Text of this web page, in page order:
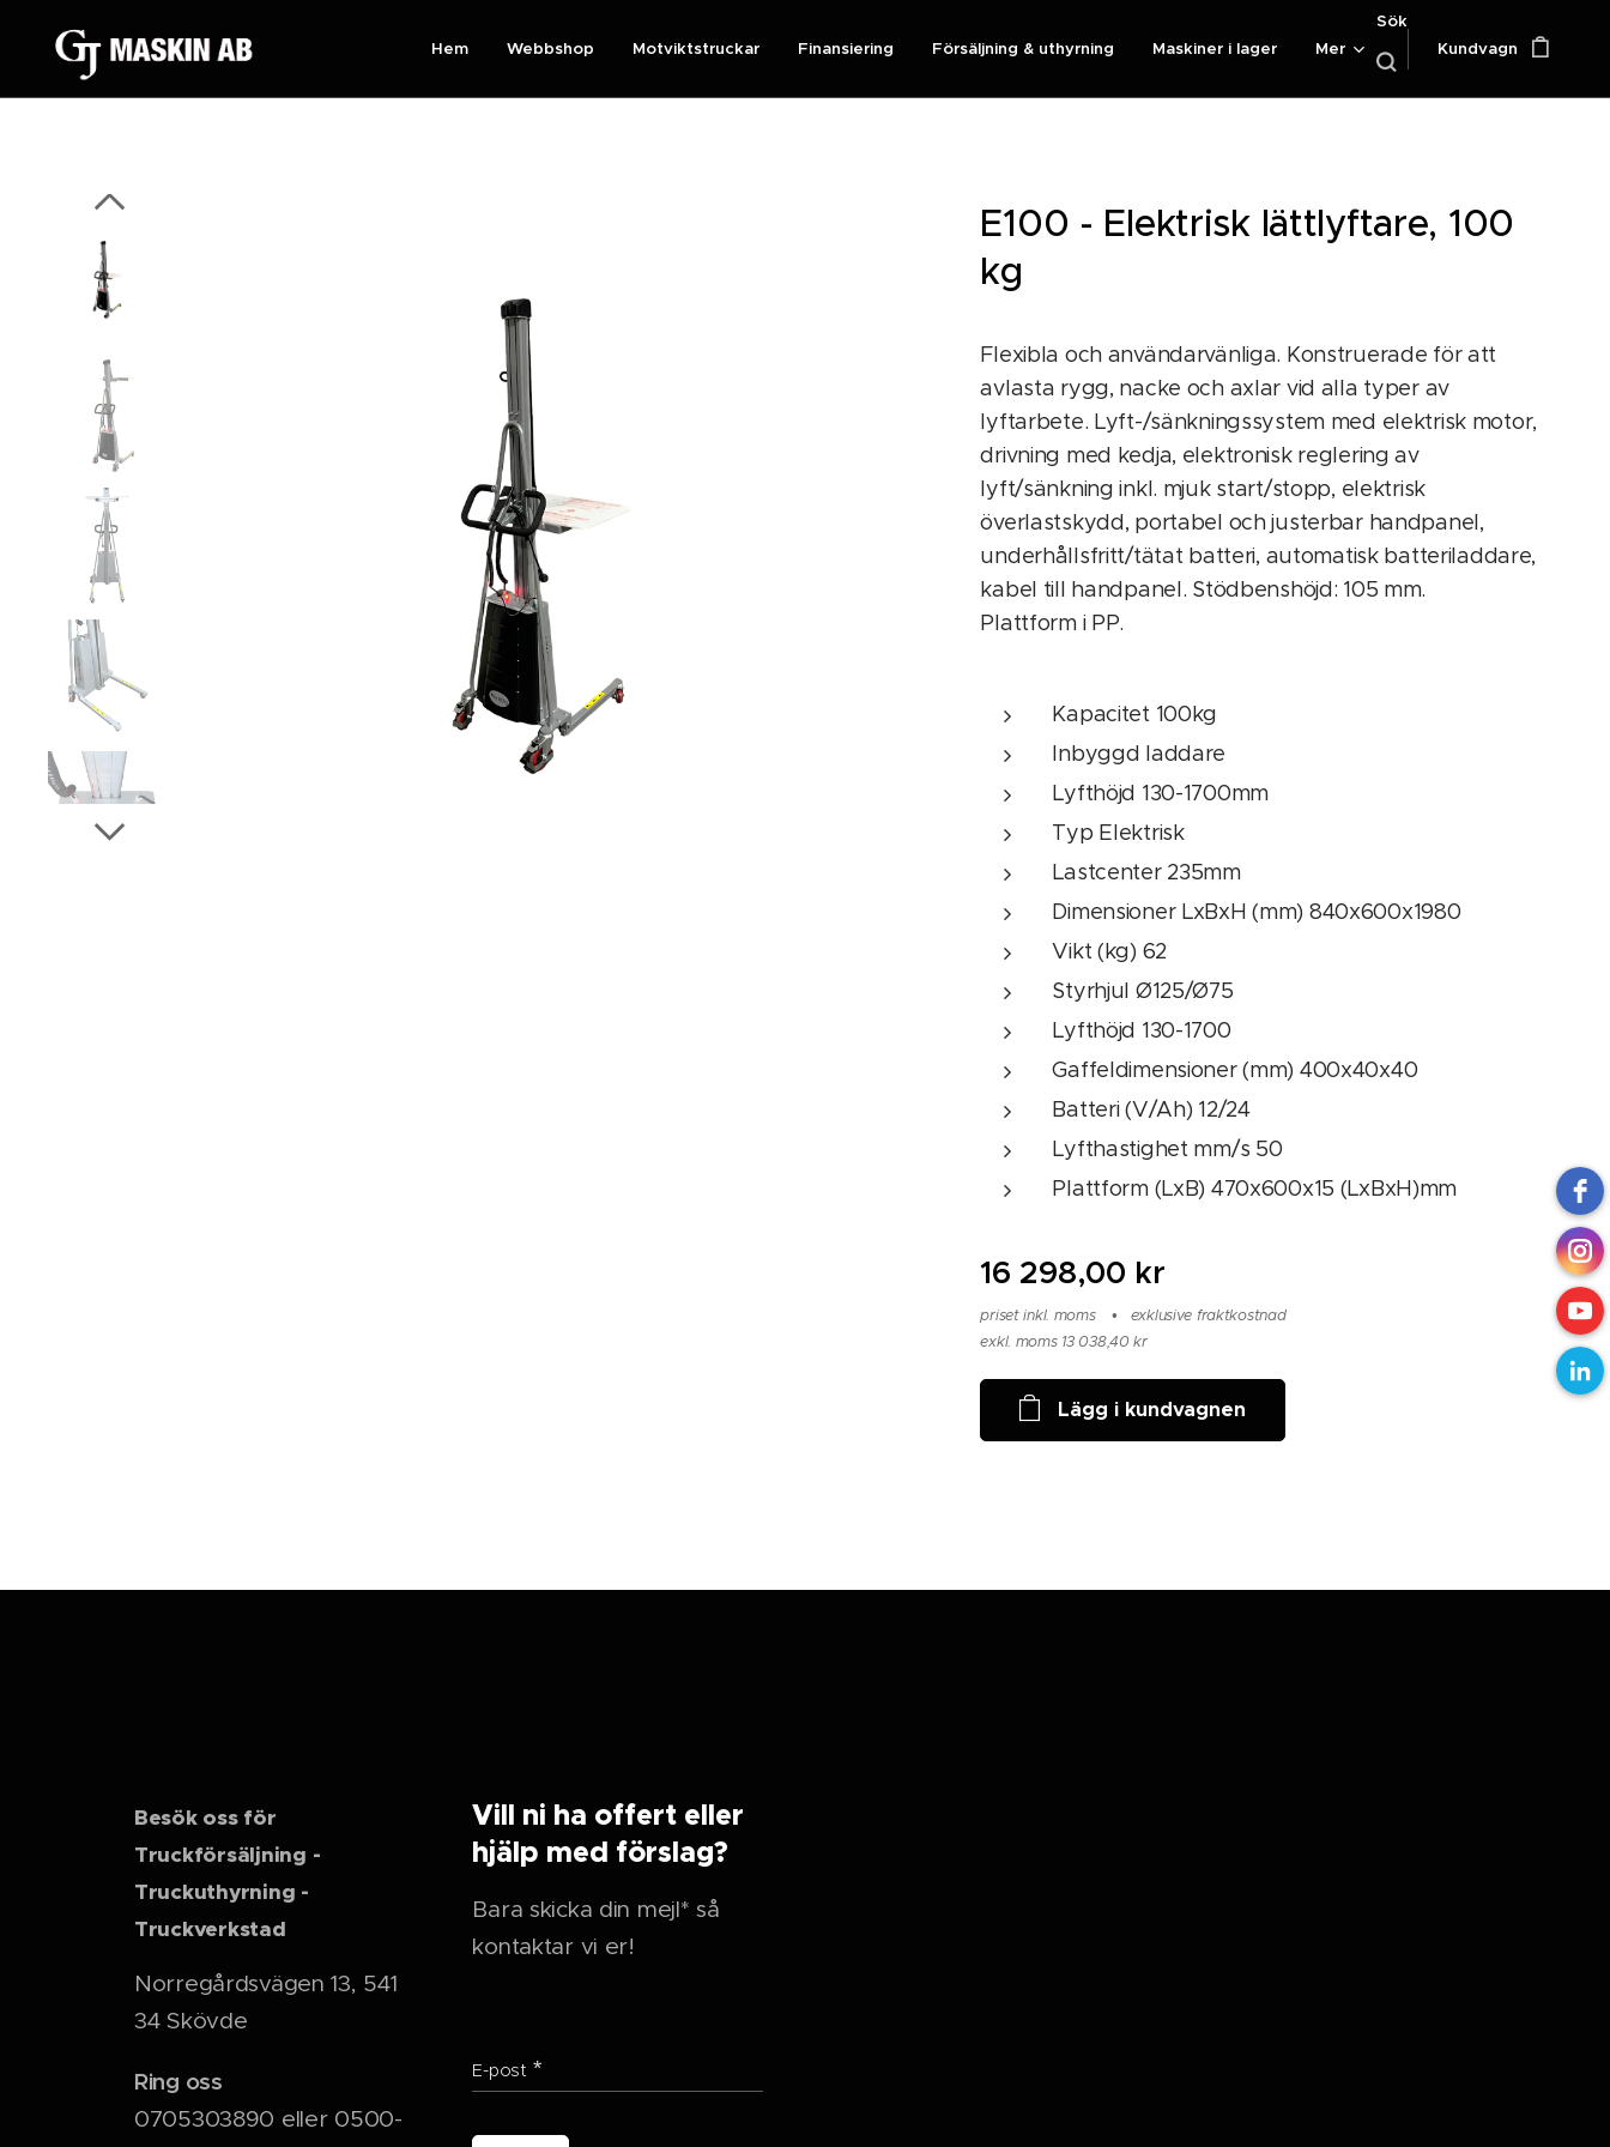
Hem Webbshop Motviktstruckar Finansiering Försäljning & uthyrning Maskiner i lager Mer
Sök
Kundvagn
E100 - Elektrisk lättlyftare, 100
kg
Flexibla och användarvänliga. Konstruerade för att
avlasta rygg, nacke och axlar vid alla typer av
lyftarbete. Lyft-/sänkningssystem med elektrisk motor,
drivning med kedja, elektronisk reglering av
lyft/sänkning inkl. mjuk start/stopp, elektrisk
överlastskydd, portabel och justerbar handpanel,
underhållsfritt/tätat batteri, automatisk batteriladdare,
kabel till handpanel. Stödbenshöjd: 105 mm.
Plattform i PP.
Kapacitet 100kg
Inbyggd laddare
Lyfthöjd 130-1700mm
Typ Elektrisk
Lastcenter 235mm
Dimensioner LxBxH (mm) 840x600x1980
Vikt (kg) 62
Styrhjul Ø125/Ø75
Lyfthöjd 130-1700
Gaffeldimensioner (mm) 400x40x40
Batteri (V/Ah) 12/24
Lyfthastighet mm/s 50
Plattform (LxB) 470x600x15 (LxBxH)mm
16 298,00 kr
priset inkl. moms
exklusive fraktkostnad
exkl. moms 13 038,40 kr
Lägg i kundvagnen
Besök oss för
Truckförsäljning -
Truckuthyrning -
Truckverkstad
Norregårdsvägen 13, 541
34 Skövde
Ring oss
0705303890 eller 0500-
Vill ni ha offert eller
hjälp med förslag?
Bara skicka din mejl* så
kontaktar vi er!
E-post